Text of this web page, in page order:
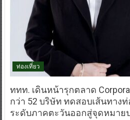
ท่องเที่ยว
ททท. เดินหน้ารุกตลาด
กว่า 52 บริษัท ทดสอบเส้นทางท่
ระดับภาคตะวันออกสู่จุดหมา